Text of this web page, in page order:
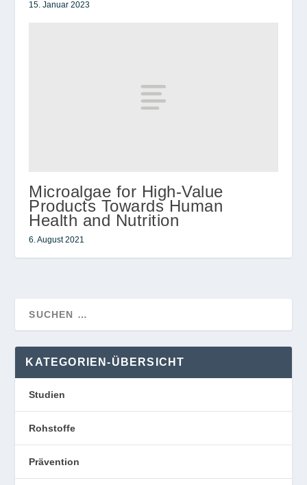
15. Januar 2023
Microalgae for High-Value
Products Towards Human
Health and Nutrition
6. August 2021
KATEGORIEN-ÜBERSICHT
Studien
Rohstoffe
Prävention